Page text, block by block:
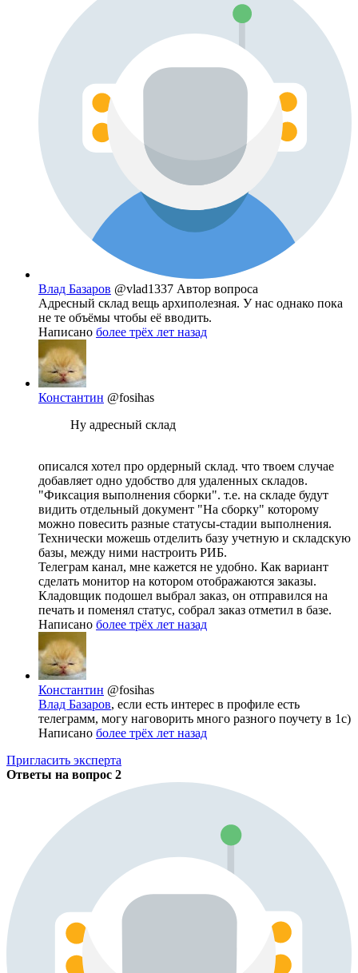
Влад Базаров @vlad1337 Автор вопроса
Адресный склад вещь архиполезная. У нас однако пока
не те объёмы чтобы её вводить.
Написано более трёх лет назад
Константин @fosihas
Ну адресный склад
описался хотел про ордерный склад. что твоем случае
добавляет одно удобство для удаленных складов.
"Фиксация выполнения сборки". т.е. на складе будут
видить отдельный документ "На сборку" которому
можно повесить разные статусы-стадии выполнения.
Технически можешь отделить базу учетную и складскую
базы, между ними настроить РИБ.
Телеграм канал, мне кажется не удобно. Как вариант
сделать монитор на котором отображаются заказы.
Кладовщик подошел выбрал заказ, он отправился на
печать и поменял статус, собрал заказ отметил в базе.
Написано более трёх лет назад
Константин @fosihas
Влад Базаров, если есть интерес в профиле есть
телеграмм, могу наговорить много разного поучету в 1с)
Написано более трёх лет назад
Пригласить эксперта
Ответы на вопрос 2